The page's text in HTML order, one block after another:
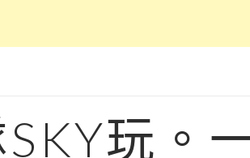
玩。